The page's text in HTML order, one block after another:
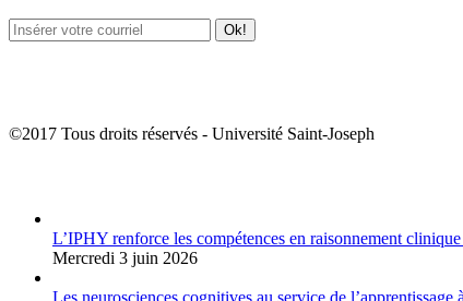
©2017 Tous droits réservés - Université Saint-Joseph
L’IPHY renforce les compétences en raisonnement
Mercredi 3 juin 2026